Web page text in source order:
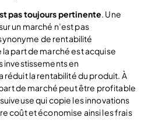
pas toujours pertinente. Une
un marché n’est pas
de rentabilité
part de marché est acquise
investissements en
réduit la rentabilité du produit. À
de marché peut être profitable
qui copie les innovations
coût et économise ainsi les frais